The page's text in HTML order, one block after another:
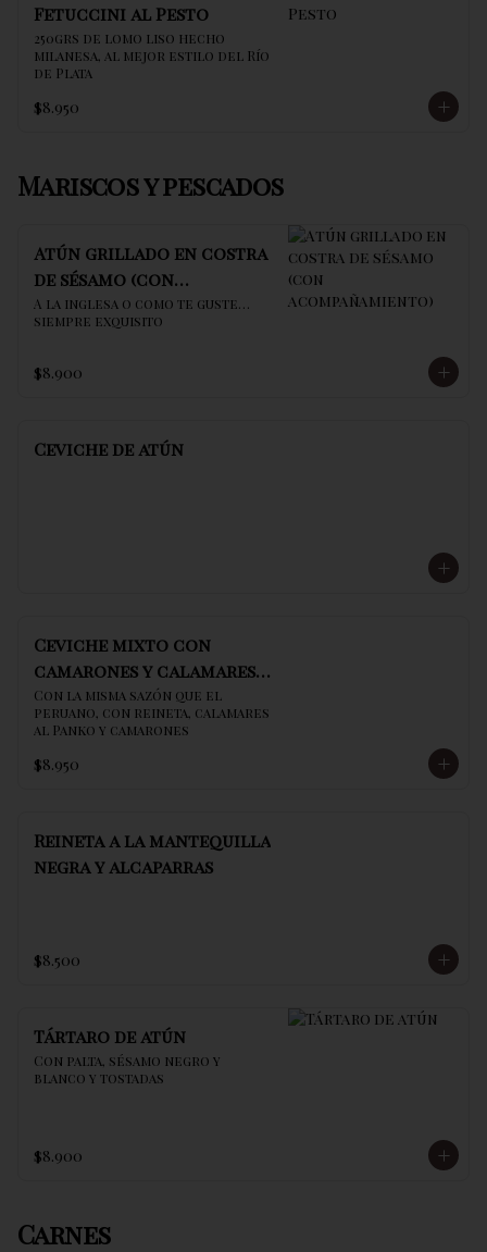
Fetuccini al Pesto
250grs de lomo liso hecho
milanesa, al mejor estilo del Río
de Plata
$8.950
Mariscos y pescados
Atún grillado en costra
de sésamo (con
acompañamiento)
A la inglesa o como te guste…
siempre exquisito
$8.900
Ceviche de atún
Ceviche mixto con
camarones y calamares
al panko
Con la misma sazón que el
peruano, con reineta, calamares
al Panko y camarones
$8.950
Reineta a la mantequilla
negra y alcaparras
$8.500
Tártaro de atún
Con palta, sésamo negro y
blanco y tostadas
$8.900
Carnes